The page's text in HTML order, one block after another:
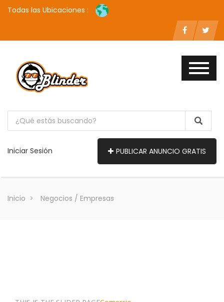
Todas las Ubicaciones :
Iniciar Sesión PUBLICAR ANUNCIO GRATIS
Inicio Negocios / Empresas